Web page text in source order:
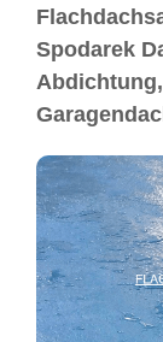
Spodarek